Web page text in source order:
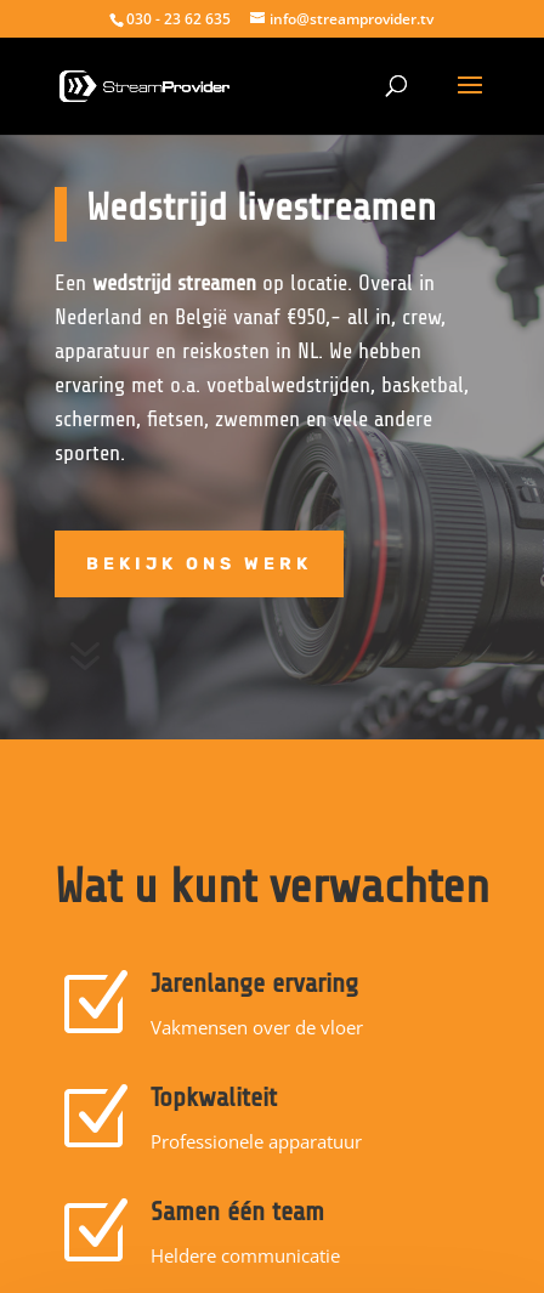
030 - 23 62 635 info@streamprovider.tv
Wedstrijd livestreamen
Een wedstrijd streamenop locatie. Overal in
Nederland en België vanaf €950,- all in, crew,
apparatuur en reiskosten in NL. We hebben
ervaring met o.a. voetbalwedstrijden, basketbal,
schermen, fietsen, zwemmen en vele andere
sporten.
BEKIJK ONS WERK
Wat u kunt verwachten
Z Jarenlange ervaring
Vakmensen over de vloer
Z Topkwaliteit
Professionele apparatuur
Z Samen één team
Heldere communicatie